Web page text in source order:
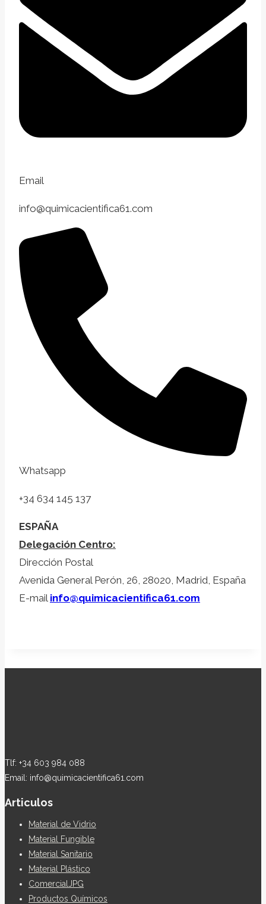
Email
info@quimicacientifica61.com
Whatsapp
+34 634 145 137
ESPAÑA
Delegación Centro:
Dirección Postal
Avenida General Perón, 26, 28020, Madrid, España
E-mail info@quimicacientifica61.com
Tlf: +34 603 984 088
Email: info@quimicacientifica61.com
Articulos
Material de Vidrio
Material Fungible
Material Sanitario
Material Plástico
ComercialJPG
Productos Químicos